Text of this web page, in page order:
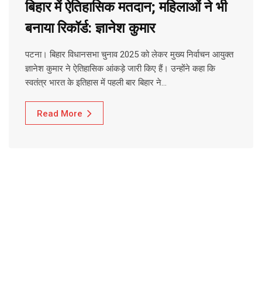
बिहार में ऐतिहासिक मतदान; महिलाओं ने भी
बनाया रिकॉर्ड: ज्ञानेश कुमार
पटना। बिहार विधानसभा चुनाव 2025 को लेकर मुख्य निर्वाचन आयुक्त
ज्ञानेश कुमार ने ऐतिहासिक आंकड़े जारी किए हैं। उन्होंने कहा कि
स्वतंत्र भारत के इतिहास में पहली बार बिहार ने…
Read More